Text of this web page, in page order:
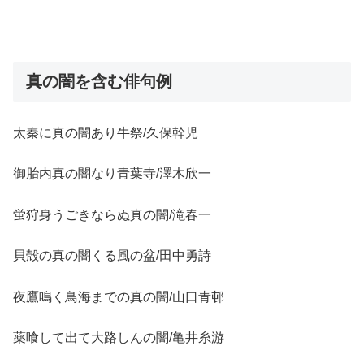
真の闇を含む俳句例
太秦に真の闇あり牛祭/久保幹児
御胎内真の闇なり青葉寺/澤木欣一
蛍狩身うごきならぬ真の闇/滝春一
貝殻の真の闇くる風の盆/田中勇詩
夜鷹鳴く鳥海までの真の闇/山口青邨
薬喰して出て大路しんの闇/亀井糸游